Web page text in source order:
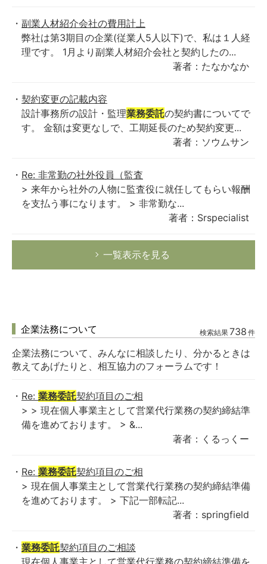
副業人材紹介会社の費用計上
弊社は第3期目の企業(従業人5人以下)で、私は１人経
理です。 1月より副業人材紹介会社と契約したの...
著者：たなかなか
契約変更の記載内容
設計事務所の設計・監理業務委託の契約書についてで
す。 金額は変更なしで、工期延長のため契約変更...
著者：ソウムサン
Re: 非常勤の社外役員（監査
> 来年から社外の人物に監査役に就任してもらい報酬
を支払う事になります。 > 非常勤な...
著者：Srspecialist
一覧表示を見る
企業法務について 検索結果738 件
企業法務について、みんなに相談したり、分かるときは
教えてあげたりと、相互協力のフォーラムです！
Re: 業務委託契約項目のご相
> > 現在個人事業主として営業代行業務の契約締結準
備を進めております。 > &...
著者：くるっくー
Re: 業務委託契約項目のご相
> 現在個人事業主として営業代行業務の契約締結準備
を進めております。 > 下記一部転記...
著者：springfield
業務委託契約項目のご相談